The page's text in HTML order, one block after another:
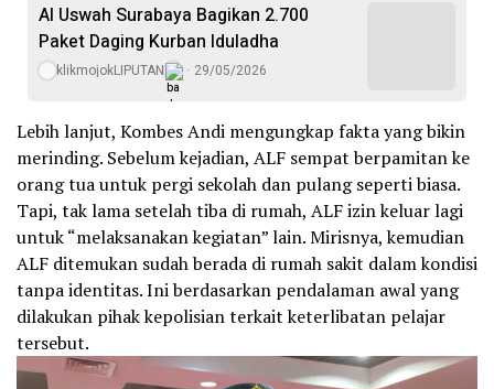
Al Uswah Surabaya Bagikan 2.700
Paket Daging Kurban Iduladha
klikmojokLIPUTAN 29/05/2026
Lebih lanjut, Kombes Andi mengungkap fakta yang bikin
merinding. Sebelum kejadian, ALF sempat berpamitan ke
orang tua untuk pergi sekolah dan pulang seperti biasa.
Tapi, tak lama setelah tiba di rumah, ALF izin keluar lagi
untuk “melaksanakan kegiatan” lain. Mirisnya, kemudian
ALF ditemukan sudah berada di rumah sakit dalam kondisi
tanpa identitas. Ini berdasarkan pendalaman awal yang
dilakukan pihak kepolisian terkait keterlibatan pelajar
tersebut.